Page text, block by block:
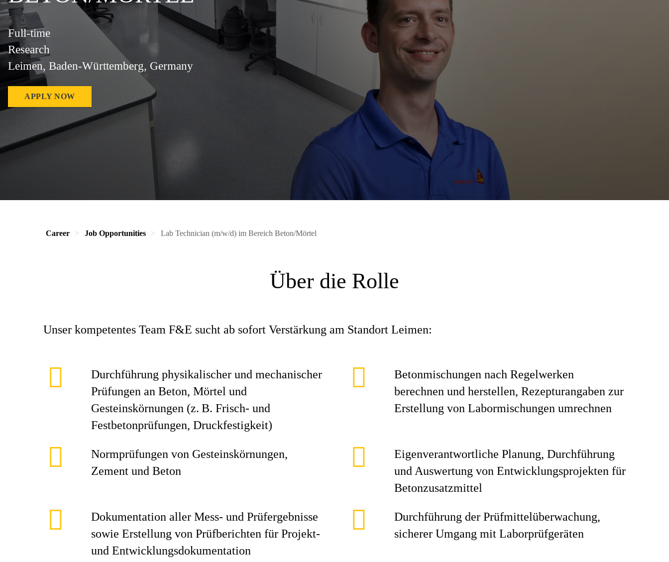
Full-time
Research
Leimen, Baden-Württemberg, Germany
APPLY NOW
Career Job Opportunities Lab Technician (m/w/d) im Bereich Beton/Mörtel
Über die Rolle
Unser kompetentes Team F&E sucht ab sofort Verstärkung am Standort Leimen:
Durchführung physikalischer und mechanischer
Prüfungen an Beton, Mörtel und
Gesteinskörnungen (z. B. Frisch- und
Festbetonprüfungen, Druckfestigkeit)
Betonmischungen nach Regelwerken
berechnen und herstellen, Rezepturangaben zur
Erstellung von Labormischungen umrechnen
Normprüfungen von Gesteinskörnungen,
Zement und Beton
Eigenverantwortliche Planung, Durchführung
und Auswertung von Entwicklungsprojekten für
Betonzusatzmittel
Dokumentation aller Mess- und Prüfergebnisse
sowie Erstellung von Prüfberichten für Projekt-
und Entwicklungsdokumentation
Durchführung der Prüfmittelüberwachung,
sicherer Umgang mit Laborprüfgeräten